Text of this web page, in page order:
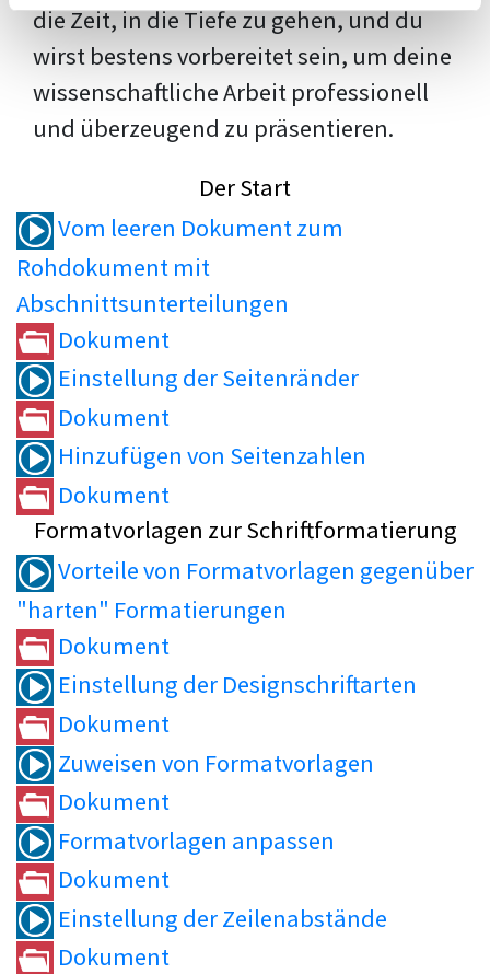
die Zeit, in die Tiefe zu gehen, und du
wirst bestens vorbereitet sein, um deine
wissenschaftliche Arbeit professionell
und überzeugend zu präsentieren.
Der Start
Vom leeren Dokument zum
Rohdokument mit
Abschnittsunterteilungen
Dokument
Einstellung der Seitenränder
Dokument
Hinzufügen von Seitenzahlen
Dokument
Formatvorlagen zur Schriftformatierung
Vorteile von Formatvorlagen gegenüber
"harten" Formatierungen
Dokument
Einstellung der Designschriftarten
Dokument
Zuweisen von Formatvorlagen
Dokument
Formatvorlagen anpassen
Dokument
Einstellung der Zeilenabstände
Dokument